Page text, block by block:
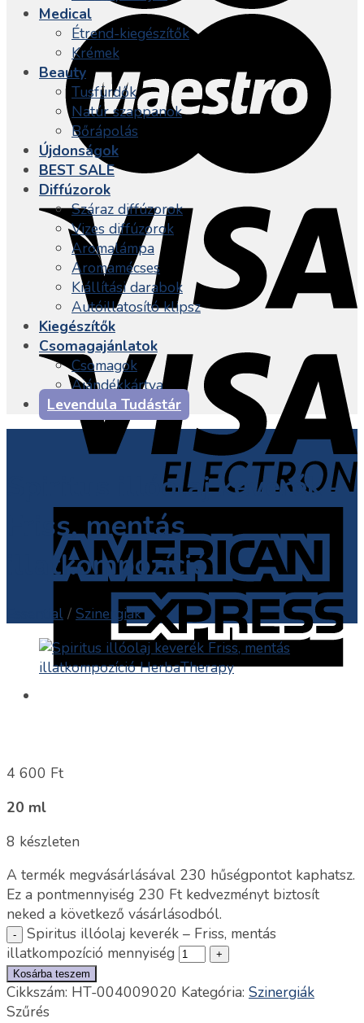
Medical
Étrend-kiegészítők
Krémek
Beauty
Tusfürdők
Natúr szappanok
Bőrápolás
Újdonságok
BEST SALE
Diffúzorok
Száraz diffúzorok
Vizes diffúzorok
Aromalámpa
Aromamécses
Kiállítási darabok
Autóillatosító klipsz
Kiegészítők
Csomagajánlatok
Csomagok
Ajándékkártya
Levendula Tudástár
Spiritus illóolaj keverék –
Friss, mentás
illatkompozíció
Essential / Szinergiák
4 600 Ft
20 ml
8 készleten
A termék megvásárlásával 230 hűségpontot kaphatsz.
Ez a pontmennyiség 230 Ftkedvezményt biztosít
neked a következő vásárlásodból.
Spiritus illóolaj keverék – Friss, mentás
illatkompozíció mennyiség
Kosárba teszem
Cikkszám: HT-004009020 Kategória: Szinergiák
Szűrés